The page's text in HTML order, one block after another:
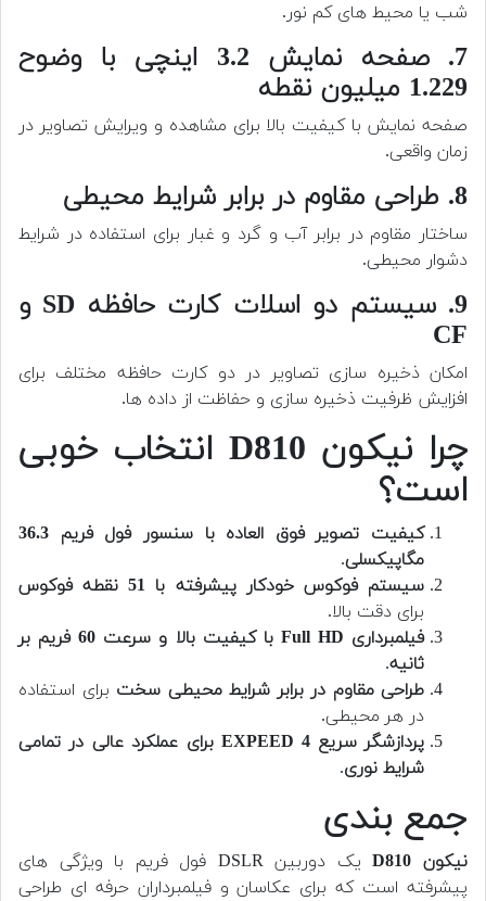
شب یا محیط های کم نور.
7. صفحه نمایش 3.2 اینچی با وضوح
1.229 میلیون نقطه
صفحه نمایش با کیفیت بالا برای مشاهده و ویرایش تصاویر در
زمان واقعی.
8. طراحی مقاوم در برابر شرایط محیطی
ساختار مقاوم در برابر آب و گرد و غبار برای استفاده در شرایط
دشوار محیطی.
9. سیستم دو اسلات کارت حافظه SD و
CF
امکان ذخیره سازی تصاویر در دو کارت حافظه مختلف برای
افزایش ظرفیت ذخیره سازی و حفاظت از داده ها.
چرا نیکون D810 انتخاب خوبی
است؟
کیفیت تصویر فوق العاده با سنسور فول فریم 36.3
مگاپیکسلی.
سیستم فوکوس خودکار پیشرفته با 51 نقطه فوکوس
برای دقت بالا.
فیلمبرداری Full HD با کیفیت بالا و سرعت 60 فریم بر
ثانیه.
طراحی مقاوم در برابر شرایط محیطی سخت برای استفاده
در هر محیطی.
پردازشگر سریع EXPEED 4 برای عملکرد عالی در تمامی
شرایط نوری.
جمع بندی
نیکون D810
یک دوربین DSLR فول فریم با ویژگی های
پیشرفته است که برای عکاسان و فیلمبرداران حرفه ای طراحی